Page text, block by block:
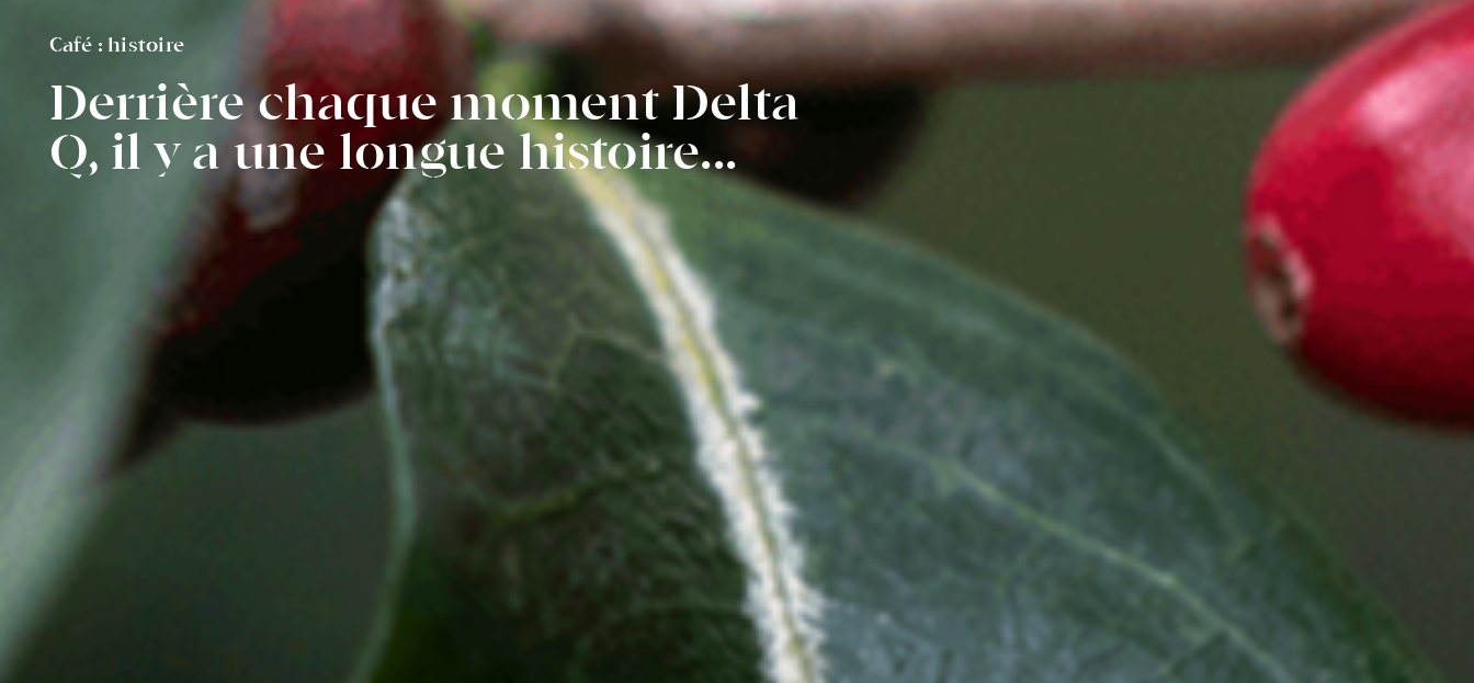
Café : histoire
Derrière chaque moment Delta
Q, il y a une longue histoire...